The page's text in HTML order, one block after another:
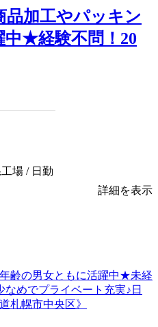
品加工やパッキン
中★経験不問！20
場 / 日勤
詳細を表示